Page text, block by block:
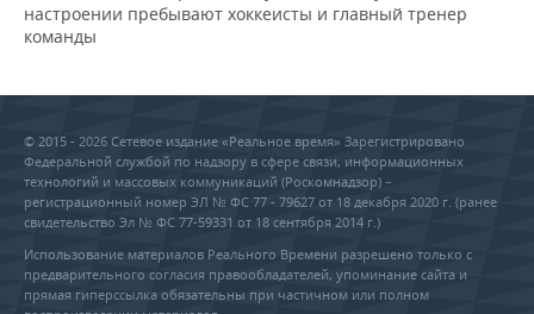
настроении пребывают хоккеисты и главный тренер
команды
© 2015 - 2026 Сетевое издание «Реальное время» Зарегистрировано
Федеральной службой по надзору в сфере связи, информационных
технологий и массовых коммуникаций (Роскомнадзор) –
регистрационный номер ЭЛ № ФС 77 - 79627 от 18 декабря 2020 г. (ранее
свидетельство Эл № ФС 77-59331 от 18 сентября 2014 г.)
Использование материалов Реального Времени разрешено только с
предварительного согласия правообладателей, упоминание сайта и
прямая гиперссылка обязательны при частичном или полном